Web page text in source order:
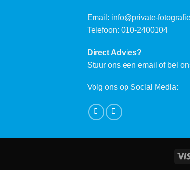
Email: info@private-
Telefoon: 010-2400104
Direct Advies?
Stuur ons een email of bel
Volg ons op Social Media: